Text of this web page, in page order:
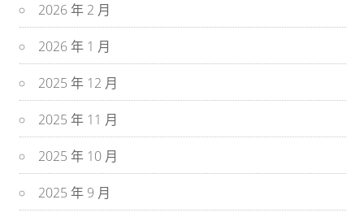
2026 年 2 月
2026 年 1 月
2025 年 12 月
2025 年 11 月
2025 年 10 月
2025 年 9 月